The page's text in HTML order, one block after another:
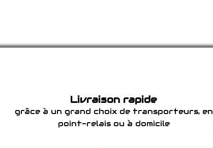
Livraison rapide
grâce à un grand choix de transporteurs, en
point-relais ou à domicile